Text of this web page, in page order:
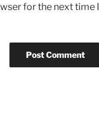
for the next time I